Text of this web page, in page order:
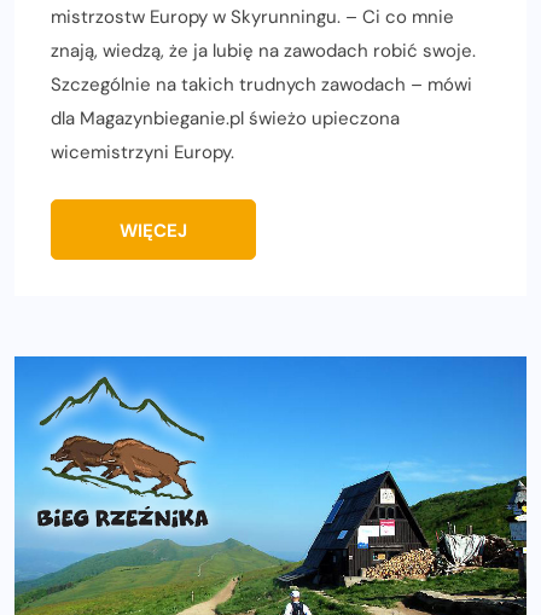
mistrzostw Europy w Skyrunningu. – Ci co mnie
znają, wiedzą, że ja lubię na zawodach robić swoje.
Szczególnie na takich trudnych zawodach – mówi
dla Magazynbieganie.pl świeżo upieczona
wicemistrzyni Europy.
WIĘCEJ